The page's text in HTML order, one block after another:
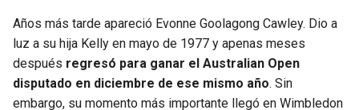
Años más tarde apareció Evonne Goolagong Cawley. Dio a
luz a su hija Kelly en mayo de 1977 y apenas meses
después regresó para ganar el Australian Open
disputado en diciembre de ese mismo año. Sin
embargo, su momento más importante llegó en Wimbledon